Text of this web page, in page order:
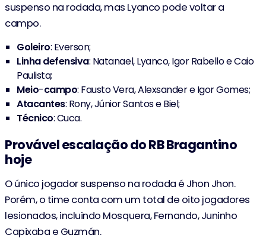
suspenso na rodada, mas Lyanco pode voltar a
campo.
Goleiro: Everson;
Linhadefensiva: Natanael, Lyanco, Igor Rabello e Caio
Paulista;
Meio-campo: Fausto Vera, Alexsander e Igor Gomes;
Atacantes: Rony, Júnior Santos e Biel;
Técnico: Cuca.
Provável escalação do RB Bragantino
hoje
O único jogador suspenso na rodada é Jhon Jhon.
Porém, o time conta com um total de oito jogadores
lesionados, incluindo Mosquera, Fernando, Juninho
Capixaba e Guzmán.